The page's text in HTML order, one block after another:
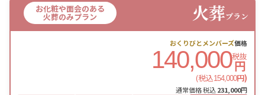
お化粧や面会のある
火葬のみプラン 火葬プラン
おくりびとメンバーズ価格
140,000税抜
円
(税込154,000円)
通常価格 税込231,000円